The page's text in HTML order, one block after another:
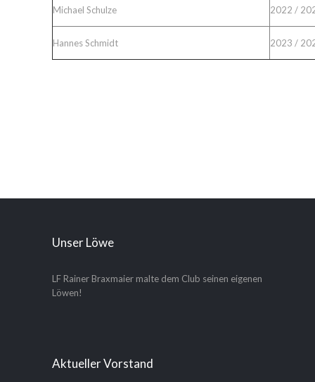
Michael Schulze 2022 /
Hannes Schmidt 2023 /
Unser Löwe
LF Rainer Braxmaier malte dem Club seinen eigenen
Löwen!
Aktueller Vorstand